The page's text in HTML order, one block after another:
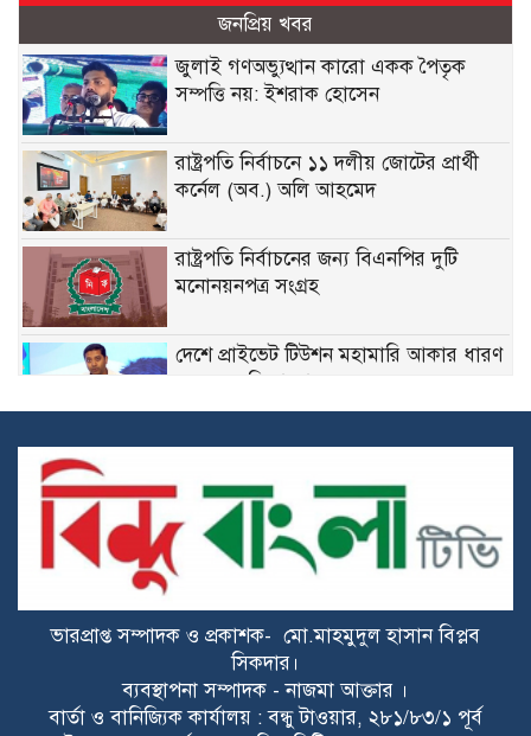
জনপ্রিয় খবর
জুলাই গণঅভ্যুত্থান কারো একক পৈতৃক
সম্পত্তি নয়: ইশরাক হোসেন
রাষ্ট্রপতি নির্বাচনে ১১ দলীয় জোটের প্রার্থী
কর্নেল (অব.) অলি আহমেদ
রাষ্ট্রপতি নির্বাচনের জন্য বিএনপির দুটি
মনোনয়নপত্র সংগ্রহ
দেশে প্রাইভেট টিউশন মহামারি আকার ধারণ
করেছে: ববি হাজ্জাজ
কারিগরি ত্রুটির পর রোম থেকে ঢাকায়
ফিরলেন বিজি-৩০৬ ফ্লাইটের ২৫৯ যাত্রী
হালুয়াঘাটে আন্তর্জাতিক আদিবাসী দিবস
উপলক্ষে বর্ণাঢ্য র‌্যালি ও স্মারকলিপি প্রদান
যশোরে নিয়ন্ত্রণ হারিয়ে রূপসা পরিবহন উল্টে
আহত ৪
ভারপ্রাপ্ত সম্পাদক ও প্রকাশক- মো.মাহমুদুল হাসান বিপ্লব
সিকদার।
ব্যবস্থাপনা সম্পাদক - নাজমা আক্তার ।
বার্তা ও বানিজ্যিক কার্যালয় : বন্ধু টাওয়ার, ২৮১/৮৩/১ পূর্ব